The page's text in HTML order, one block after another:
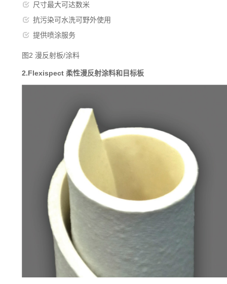
尺寸最大可达数米
抗污染可水洗可野外使用
提供喷涂服务
图2 漫反射板/涂料
2.Flexispect 柔性漫反射涂料和目标板